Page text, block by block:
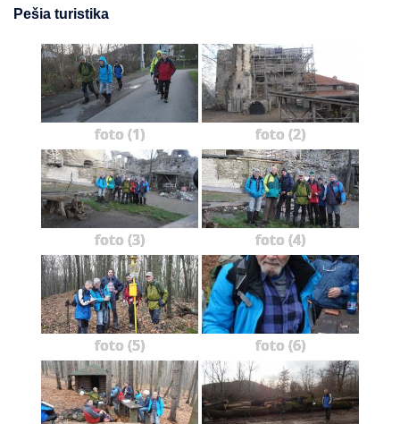
Pešia turistika
foto (1) foto (2)
foto (3) foto (4)
foto (5) foto (6)